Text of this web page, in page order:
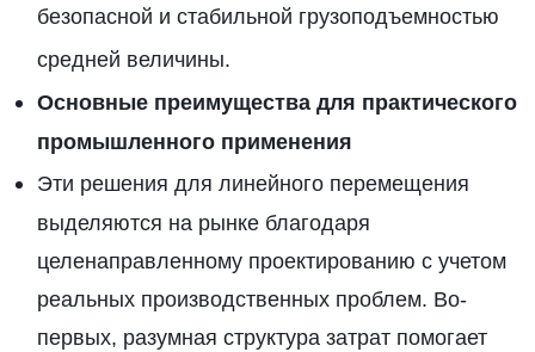
безопасной и стабильной грузоподъемностью
средней величины.
Основные преимущества для практического
промышленного применения
Эти решения для линейного перемещения
выделяются на рынке благодаря
целенаправленному проектированию с учетом
реальных производственных проблем. Во-
первых, разумная структура затрат помогает